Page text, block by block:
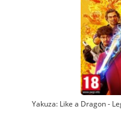
Yakuza: Like a Dragon -